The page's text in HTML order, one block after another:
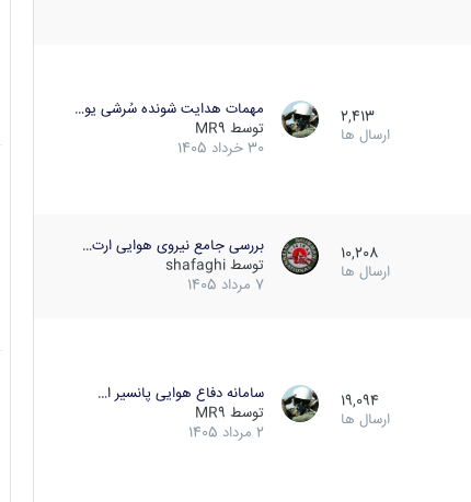
2,413
ارسال ها
مهمات هدایت شونده سُرشی یو…
توسط MR9
30 خرداد 1405
10,208
ارسال ها
بررسی جامع نیروی هوایی ارت…
توسط shafaghi
7 مرداد 1405
19,094
ارسال ها
سامانه دفاع هوایی پانسیر ا…
توسط MR9
2 مرداد 1405